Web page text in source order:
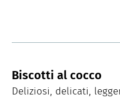
Biscotti al cocco
Deliziosi, delicati,